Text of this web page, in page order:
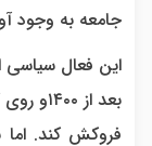
جامعه به وجود
این فعال سیاسی
بعد از
فروکش کند. اما